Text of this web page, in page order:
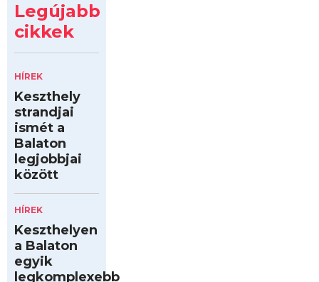
Legújabb
cikkek
HÍREK
Keszthely
strandjai
ismét a
Balaton
legjobbjai
között
HÍREK
Keszthelyen
a Balaton
egyik
legkomplexebb